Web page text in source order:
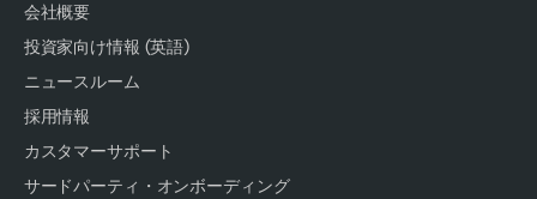
会社概要
投資家向け情報 (英語)
ニュースルーム
採用情報
カスタマーサポート
サードパーティ・オンボーディング